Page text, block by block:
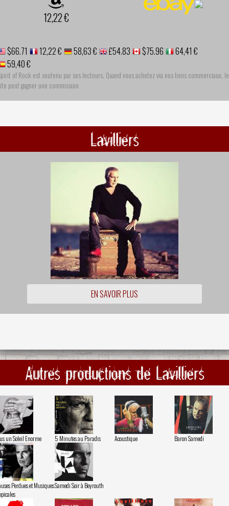
12,22 €
$66.71 12,22 € 58,63 € £54.83 $75.96
64,41 €
59,40 €
of Rock est soutenu par ses lecteurs. Quand vous achetez via nos liens commerciaux, le
peut gagner une commission
Lavilliers
EN SAVOIR PLUS
Autres productions de Lavilliers
un Soleil Enorme 5 Minutes au Paradis Acoustique Baron Samedi
Perdues et MusiquesSamedi Soir à Beyrouth